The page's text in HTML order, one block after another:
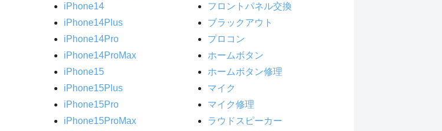
iPhone14
iPhone14Plus
iPhone14Pro
iPhone14ProMax
iPhone15
iPhone15Plus
iPhone15Pro
iPhone15ProMax
フロントパネル交換
ブラックアウト
プロコン
ホームボタン
ホームボタン修理
マイク
マイク修理
ラウドスピーカー